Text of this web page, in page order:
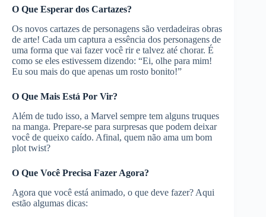
O Que Esperar dos Cartazes?
Os novos cartazes de personagens são verdadeiras obras
de arte! Cada um captura a essência dos personagens de
uma forma que vai fazer você rir e talvez até chorar. É
como se eles estivessem dizendo: “Ei, olhe para mim!
Eu sou mais do que apenas um rosto bonito!”
O Que Mais Está Por Vir?
Além de tudo isso, a Marvel sempre tem alguns truques
na manga. Prepare-se para surpresas que podem deixar
você de queixo caído. Afinal, quem não ama um bom
plot twist?
O Que Você Precisa Fazer Agora?
Agora que você está animado, o que deve fazer? Aqui
estão algumas dicas: